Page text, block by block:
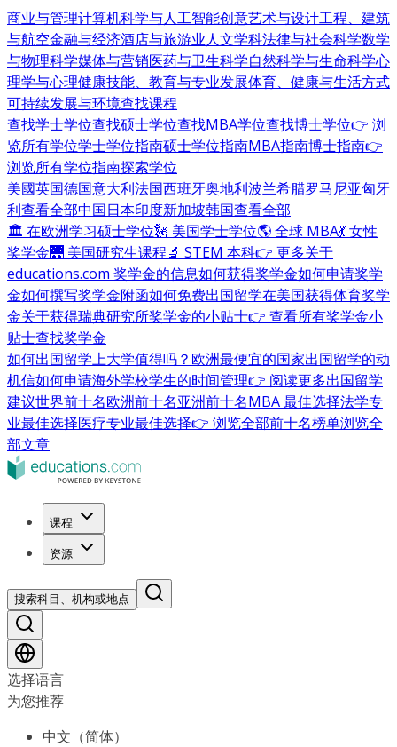
商业与管理计算机科学与人工智能创意艺术与设计工程、建筑
与航空金融与经济酒店与旅游业人文学科法律与社会科学数学
与物理科学媒体与营销医药与卫生科学自然科学与生命科学心
理学与心理健康技能、教育与专业发展体育、健康与生活方式
可持续发展与环境查找课程
查找学士学位查找硕士学位查找MBA学位查找博士学位👉 浏
览所有学位学士学位指南硕士学位指南MBA指南博士指南👉
浏览所有学位指南探索学位
美國英国德国意大利法国西班牙奥地利波兰希腊罗马尼亚匈牙
利查看全部中国日本印度新加坡韩国查看全部
🏛 在欧洲学习硕士学位🗽 美国学士学位🌎 全球 MBA💃 女性
奖学金🌉 美国研究生课程🔬 STEM 本科👉 更多关于
educations.com 奖学金的信息如何获得奖学金如何申请奖学
金如何撰写奖学金附函如何免费出国留学在美国获得体育奖学
金关于获得瑞典研究所奖学金的小贴士👉 查看所有奖学金小
贴士查找奖学金
如何出国留学上大学值得吗？ 欧洲最便宜的国家出国留学的动
机信如何申请海外学校学生的时间管理👉 阅读更多出国留学
建议世界前十名欧洲前十名亚洲前十名MBA 最佳选择法学专
业最佳选择医疗专业最佳选择👉 浏览全部前十名榜单浏览全
部文章
课程
资源
搜索科目、机构或地点
选择语言
为您推荐
中文（简体）